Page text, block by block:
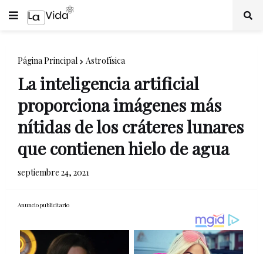
Página Principal Astrofísica
La inteligencia artificial
proporciona imágenes más
nítidas de los cráteres lunares
que contienen hielo de agua
septiembre 24, 2021
Anuncio publicitario